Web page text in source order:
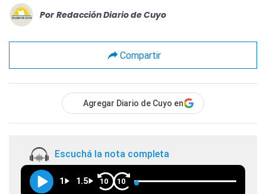
Por Redacción Diario de Cuyo
Compartir
Agregar Diario de Cuyo en
Escuchá la nota completa
1 1.5 10 10